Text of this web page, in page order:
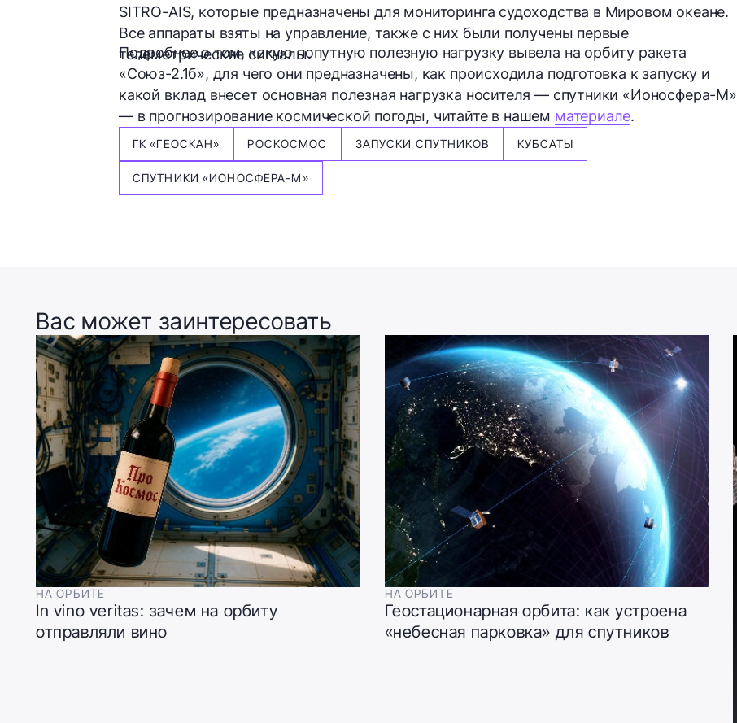
SITRO-AIS, которые предназначены для мониторинга судоходства в Мировом океане.
Все аппараты взяты на управление, также с них были получены первые
телеметрические сигналы.
Подробнее о том, какую попутную полезную нагрузку вывела на орбиту ракета
«Союз-2.1б», для чего они предназначены, как происходила подготовка к запуску и
какой вклад внесет основная полезная нагрузка носителя — спутники «Ионосфера-М»
— в прогнозирование космической погоды, читайте в нашем материале.
ГК «ГЕОСКАН» РОСКОСМОС ЗАПУСКИ СПУТНИКОВ КУБСАТЫ
СПУТНИКИ «ИОНОСФЕРА-М»
Вас может заинтересовать
НА ОРБИТЕ
In vino veritas: зачем на орбиту
отправляли вино
НА ОРБИТЕ
Геостационарная орбита: как устроена
«небесная парковка» для спутников